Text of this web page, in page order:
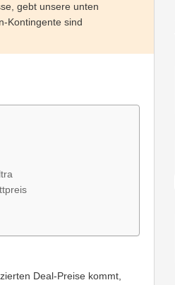
gebt unsere unten
Kontingente sind
Deal-Preise kommt,